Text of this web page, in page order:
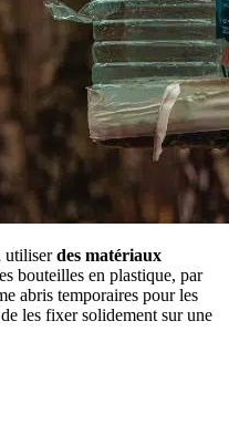
utiliserdes matériaux
bouteilles en plastique, par
abris temporaires pour les
les fixer solidement sur une